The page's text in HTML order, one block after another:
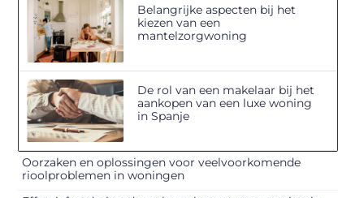
Belangrijke aspecten bij het
kiezen van een
mantelzorgwoning
De rol van een makelaar bij het
aankopen van een luxe woning
in Spanje
Oorzaken en oplossingen voor veelvoorkomende
rioolproblemen in woningen